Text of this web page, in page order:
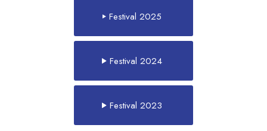
Festival 2025
Festival 2024
Festival 2023